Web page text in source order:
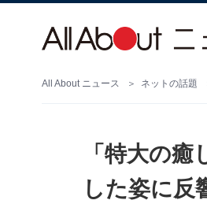
All About ニュース ネットの話題
「特大の
した姿に反